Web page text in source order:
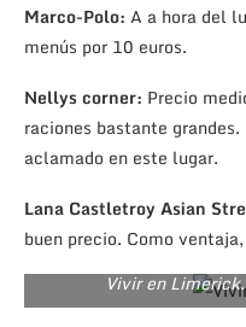
Marco-Polo: A a hora del
menús por 10 euros.
Nellys corner: Precio
raciones bastante
aclamado en este lugar.
Lana Castletroy Asian
buen precio. Como
Vivir en